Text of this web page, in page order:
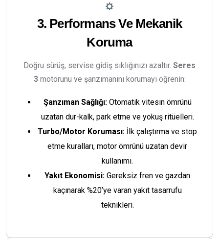
3. Performans Ve Mekanik
Koruma
Doğru sürüş, servise gidiş sıklığınızı azaltır. Seres
3motorunu ve şanzımanını korumayı öğrenin:
Şanzıman Sağlığı:Otomatik vitesin ömrünü
uzatan dur-kalk, park etme ve yokuş ritüelleri.
Turbo/Motor Koruması: İlk çalıştırma ve stop
etme kuralları, motor ömrünü uzatan devir
kullanımı.
Yakıt Ekonomisi: Gereksiz fren ve gazdan
kaçınarak %20’ye varan yakıt tasarrufu
teknikleri.